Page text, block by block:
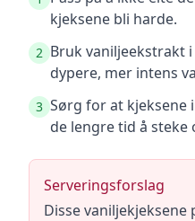
kjeksene bli harde.
2 Bruk vaniljeekstrakt
dypere, mer intens
3 Sørg for at kjeksene
de lengre tid å steke
Serveringsforslag
Disse